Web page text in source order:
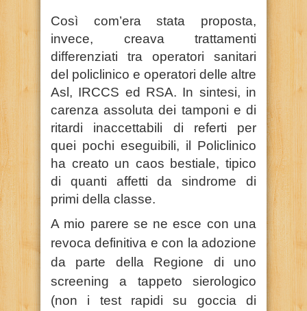
Così com’era stata proposta,
invece, creava trattamenti
differenziati tra operatori sanitari
del policlinico e operatori delle altre
Asl, IRCCS ed RSA. In sintesi, in
carenza assoluta dei tamponi e di
ritardi inaccettabili di referti per
quei pochi eseguibili, il Policlinico
ha creato un caos bestiale, tipico
di quanti affetti da sindrome di
primi della classe.
A mio parere se ne esce con una
revoca definitiva e con la adozione
da parte della Regione di uno
screening a tappeto sierologico
(non i test rapidi su goccia di